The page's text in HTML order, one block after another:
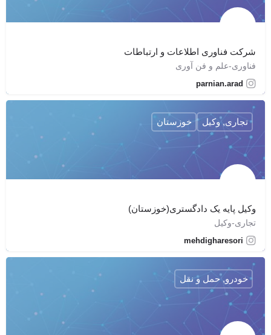
شرکت فناوری اطلاعات و ارتباطات
فناوری-علم و فن آوری
parnian.arad
وکیل پایه یک دادگستری(خوزستان)
تجاری-وکیل
mehdigharesori
تجاری, وکیل خوزستان
خودرو, حمل و نقل